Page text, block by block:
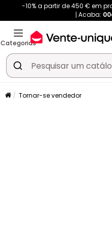
-10% a partir de 450 € em
Acaba:
Categorias
Tornar-se vendedor